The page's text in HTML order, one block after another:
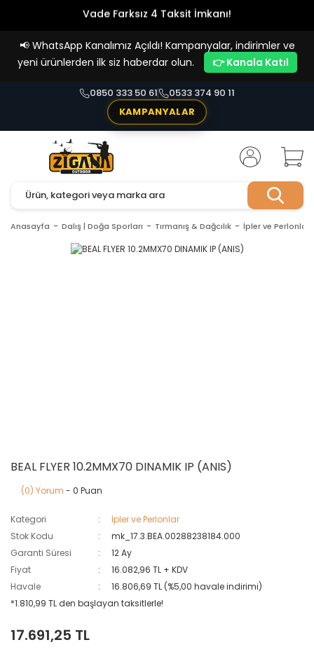
Vade Farksız 4 Taksit İmkanı!
📢 WhatsApp Kanalımız Açıldı! Kampanyalar, indirimler ve
yeni ürünlerden ilk siz haberdar olun.
👉 Kanala Katıl
0850 333 50 61
0533 374 90 11
KAMPANYALAR
Anasayfa Dalış | Doğa Sporları Tırmanış & Dağcılık İpler ve Perlonlar
BEAL FLYER 10.2MMX70 DINAMIK IP (ANIS)
(0) Yorum - 0 Puan
Kategori
İpler ve Perlonlar
Stok Kodu
mk_17.3.BEA.00288238184.000
Garanti Süresi
12 Ay
Fiyat
16.082,96 TL + KDV
Havale
16.806,69 TL (%5,00 havale indirimi)
*1.810,99 TL den başlayan taksitlerle!
17.691,25 TL